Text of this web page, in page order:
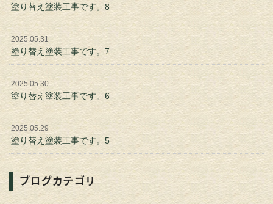
塗り替え塗装工事です。8
2025.05.31
塗り替え塗装工事です。7
2025.05.30
塗り替え塗装工事です。6
2025.05.29
塗り替え塗装工事です。5
ブログカテゴリ